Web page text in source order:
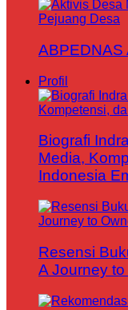
ABPEDNAS
Profil
Biografi
Media,
Indonesia
Resensi
A Journey